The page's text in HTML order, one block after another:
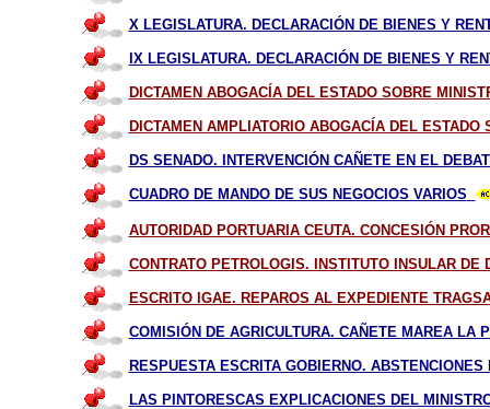
X LEGISLATURA. DECLARACIÓN DE BIENES Y
IX LEGISLATURA. DECLARACIÓN DE BIENES Y
DICTAMEN ABOGACÍA DEL ESTADO SOBRE
DICTAMEN AMPLIATORIO ABOGACÍA DEL
DS SENADO. INTERVENCIÓN CAÑETE EN EL
CUADRO DE MANDO DE SUS NEGOCIOS VARIOS
AUTORIDAD PORTUARIA CEUTA. CONCESIÓN
CONTRATO PETROLOGIS. INSTITUTO INSULAR DE
ESCRITO IGAE. REPAROS AL EXPEDIENTE
COMISIÓN DE AGRICULTURA. CAÑETE MAREA LA
RESPUESTA ESCRITA GOBIERNO.
LAS PINTORESCAS EXPLICACIONES DEL